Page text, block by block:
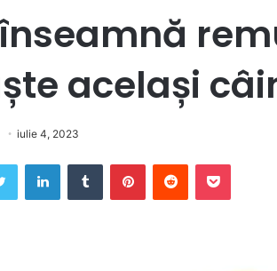
același
iulie 4, 2023